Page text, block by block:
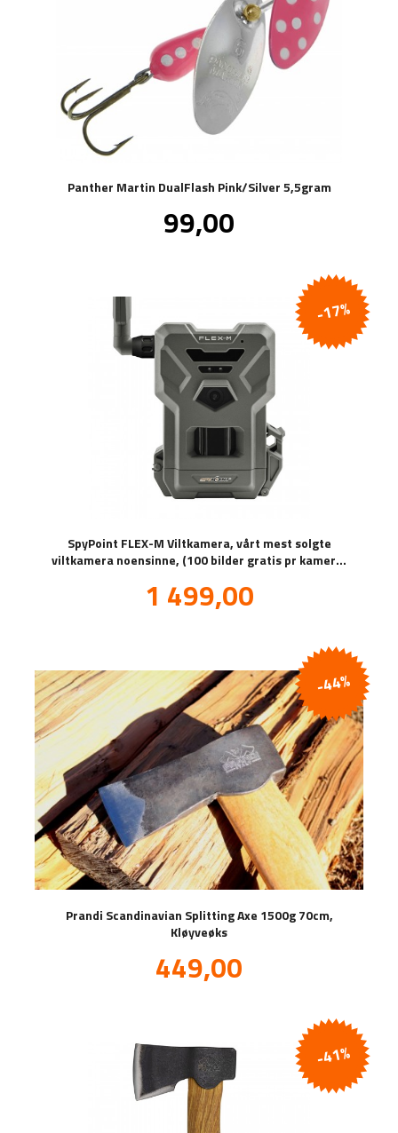
Panther Martin DualFlash Pink/Silver 5,5gram
Pris
99,00
SpyPoint FLEX-M Viltkamera, vårt mest solgte
viltkamera noensinne, (100 bilder gratis pr kamera,
Tilbud
1 499,00
-17%
mva.
Prandi Scandinavian Splitting Axe 1500g 70cm,
Kløyveøks
Tilbud
449,00
-44%
-41%